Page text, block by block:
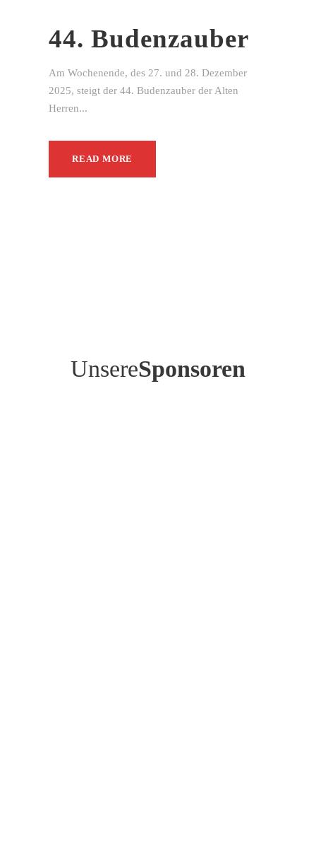
44. Budenzauber
Am Wochenende, des 27. und 28. Dezember
2025, steigt der 44. Budenzauber der Alten
Herren...
READ MORE
UnsereSponsoren